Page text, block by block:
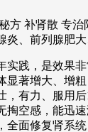
方 补肾散 专
炎、前列腺肥
实践，是效果
显著增大、增
，有力、服用
掏空感，能迅
全面修复肾系